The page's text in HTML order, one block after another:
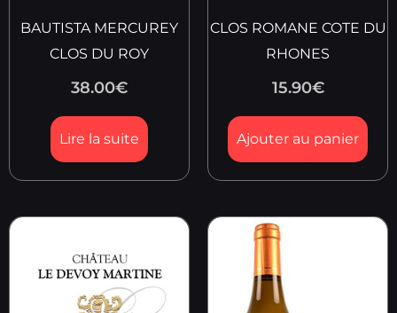
BAUTISTA MERCUREY
CLOS DU ROY
38.00€
Lire la suite
CLOS ROMANE COTE DU
RHONES
15.90€
Ajouter au panier